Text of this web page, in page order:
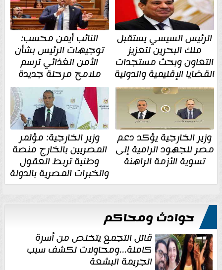
الرئيس السيسي يستقبل
ملك البحرين لتعزيز
التعاون وبحث مستجدات
القضايا الإقليمية والدولية
النائب أيمن محسب:
توجيهات الرئيس بشأن
الأمن الغذائي ترسم
ملامح مرحلة جديدة
وزير الخارجية يؤكد دعم
مصر للجهود الرامية إلى
تسوية الأزمة الراهنة
وزير الخارجية: مؤتمر
المصريين بالخارج منصة
وطنية تربط العقول
والخبرات المصرية بالدولة
حوادث ومحاكم
قاتل التجمع يتخلص من أسرة
كاملة...ومحاولات لكشف سبب
الجريمة البشعة